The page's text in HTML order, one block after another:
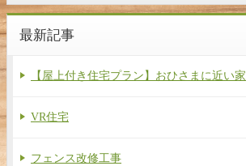
最新記事
【屋上付き住宅プラン】おひさまに近い家
VR住宅
フェンス改修工事